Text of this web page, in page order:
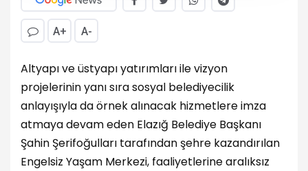
A+ A-
Altyapı ve üstyapı yatırımları ile vizyon
projelerinin yanı sıra sosyal belediyecilik
anlayışıyla da örnek alınacak hizmetlere imza
atmaya devam eden Elazığ Belediye Başkanı
Şahin Şerifoğulları tarafından şehre kazandırılan
Engelsiz Yaşam Merkezi, faaliyetlerine aralıksız